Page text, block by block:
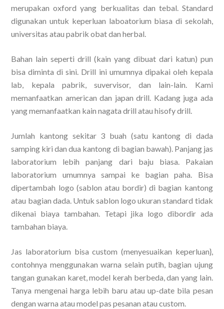
merupakan oxford yang berkualitas dan tebal. Standard
digunakan untuk keperluan laboatorium biasa di sekolah,
universitas atau pabrik obat dan herbal.
Bahan lain seperti drill (kain yang dibuat dari katun) pun
bisa diminta di sini. Drill ini umumnya dipakai oleh kepala
lab, kepala pabrik, suvervisor, dan lain-lain. Kami
memanfaatkan american dan japan drill. Kadang juga ada
yang memanfaatkan kain nagata drill atau hisofy drill.
Jumlah kantong sekitar 3 buah (satu kantong di dada
samping kiri dan dua kantong di bagian bawah). Panjang jas
laboratorium lebih panjang dari baju biasa. Pakaian
laboratorium umumnya sampai ke bagian paha. Bisa
dipertambah logo (sablon atau bordir) di bagian kantong
atau bagian dada. Untuk sablon logo ukuran standard tidak
dikenai biaya tambahan. Tetapi jika logo dibordir ada
tambahan biaya.
Jas laboratorium bisa custom (menyesuaikan keperluan},
contohnya menggunakan warna selain putih, bagian ujung
tangan gunakan karet, model kerah berbeda, dan yang lain.
Tanya mengenai harga lebih baru atau up-date bila pesan
dengan warna atau model pas pesanan atau custom.